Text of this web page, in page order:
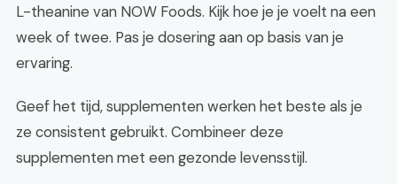
L-theanine van NOW Foods. Kijk hoe je je voelt na een
week of twee. Pas je dosering aan op basis van je
ervaring.
Geef het tijd, supplementen werken het beste als je
ze consistent gebruikt. Combineer deze
supplementen met een gezonde levensstijl.